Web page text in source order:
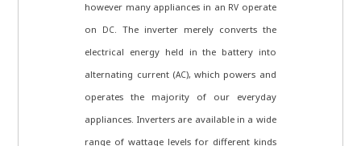
howe­ver many appli­ances in an RV ope­ra­te
on DC. The inver­ter mere­ly con­verts the
elec­tri­cal ener­gy held in the bat­tery into
alter­na­ting cur­rent (AC), which powers and
ope­ra­tes the majo­ri­ty of our ever­y­day
appli­ances. Inver­ters are available in a wide
ran­ge of wat­ta­ge levels for dif­fe­rent kinds